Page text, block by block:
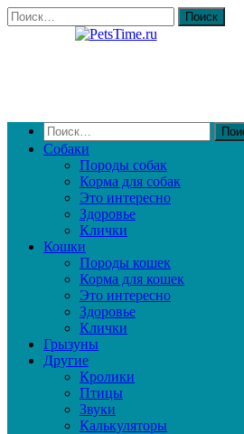
Собаки
Породы собак
Корма для собак
Это интересно
Здоровье
Клички
Кошки
Породы кошек
Корма для кошек
Это интересно
Здоровье
Клички
Грызуны
Другие
Кролики
Птицы
Звуки
Калькуляторы